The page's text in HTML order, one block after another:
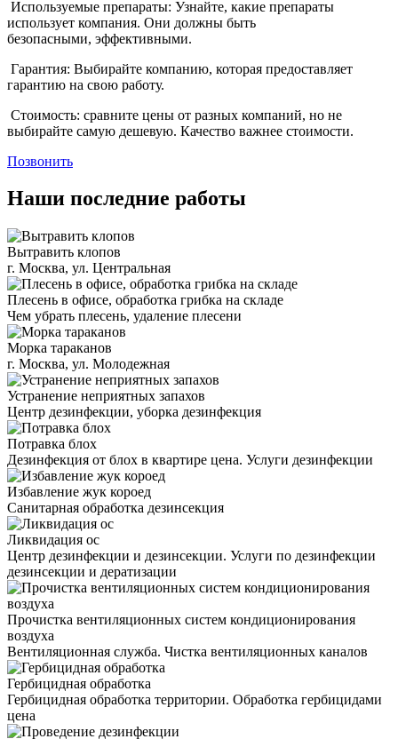
Используемые препараты: Узнайте, какие препараты
использует компания. Они должны быть
безопасными, эффективными.
Гарантия: Выбирайте компанию, которая предоставляет
гарантию на свою работу.
Стоимость: сравните цены от разных компаний, но не
выбирайте самую дешевую. Качество важнее стоимости.
Позвонить
Наши последние работы
Вытравить клопов
г. Москва, ул. Центральная
Плесень в офисе, обработка грибка на складе
Чем убрать плесень, удаление плесени
Морка тараканов
г. Москва, ул. Молодежная
Устранение неприятных запахов
Центр дезинфекции, уборка дезинфекция
Потравка блох
Дезинфекция от блох в квартире цена. Услуги дезинфекции
Избавление жук короед
Санитарная обработка дезинсекция
Ликвидация ос
Центр дезинфекции и дезинсекции. Услуги по дезинфекции
дезинсекции и дератизации
Прочистка вентиляционных систем кондиционирования
воздуха
Вентиляционная служба. Чистка вентиляционных каналов
Гербицидная обработка
Гербицидная обработка территории. Обработка гербицидами
цена